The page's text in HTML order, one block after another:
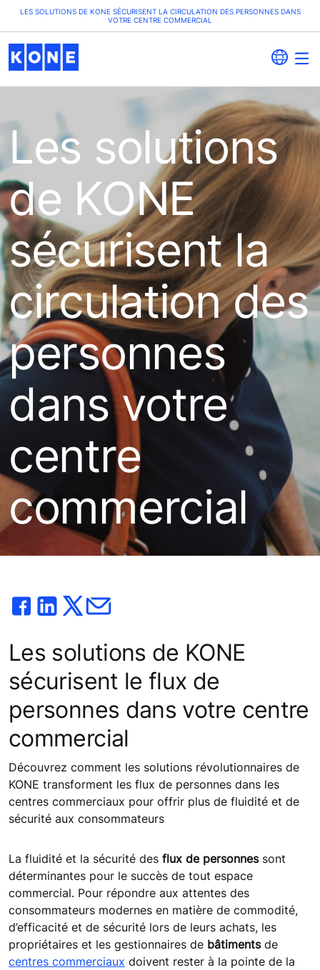
LES SOLUTIONS DE KONE SÉCURISENT LA CIRCULATION DES PERSONNES DANS
VOTRE CENTRE COMMERCIAL
Les solutions
de KONE
sécurisent la
circulation des
personnes
dans votre
centre
commercial
Les solutions de KONE
sécurisent le flux de
personnes dans votre centre
commercial
Découvrez comment les solutions révolutionnaires de
KONE transforment les flux de personnes dans les
centres commerciaux pour offrir plus de fluidité et de
sécurité aux consommateurs
La fluidité et la sécurité des flux de personnessont
déterminantes pour le succès de tout espace
commercial. Pour répondre aux attentes des
consommateurs modernes en matière de commodité,
d’efficacité et de sécurité lors de leurs achats, les
propriétaires et les gestionnaires de bâtimentsde
centres commerciaux doivent rester à la pointe de la